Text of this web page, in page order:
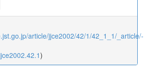
article/jjce2002/42/1/42_1_1/_article/-
)